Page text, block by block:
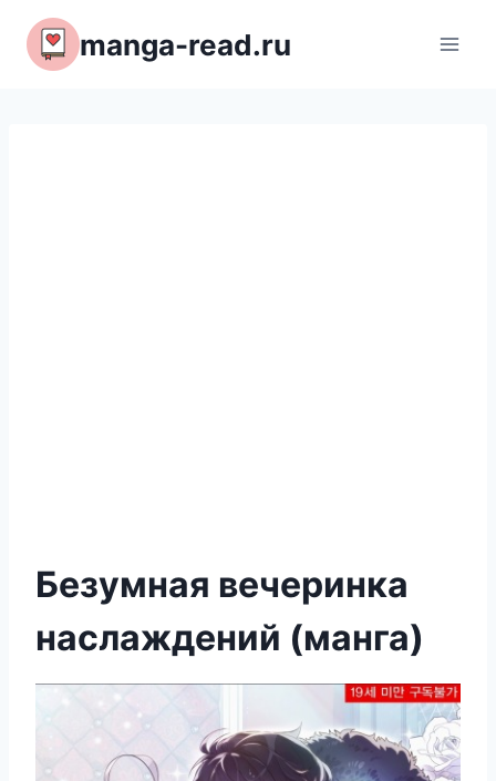
Перейти
содержимому
manga-read.ru
Безумная вечеринка
наслаждений (манга)